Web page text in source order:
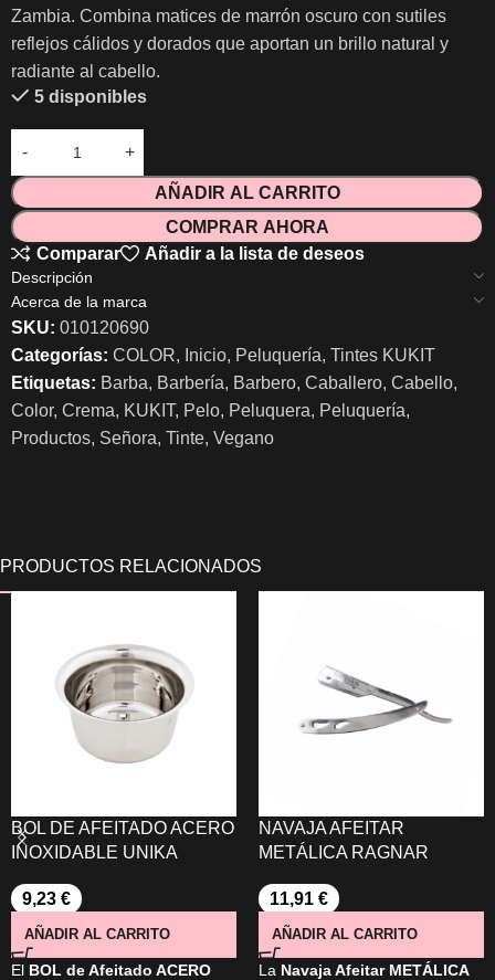
Zambia. Combina matices de marrón oscuro con sutiles
reflejos cálidos y dorados que aportan un brillo natural y
radiante al cabello.
5 disponibles
AÑADIR AL CARRITO
COMPRAR AHORA
Comparar
Añadir a la lista de deseos
Descripción
Acerca de la marca
SKU: 010120690
Categorías: COLOR, Inicio, Peluquería, Tintes KUKIT
Etiquetas: Barba, Barbería, Barbero, Caballero, Cabello,
Color, Crema, KUKIT, Pelo, Peluquera, Peluquería,
Productos, Señora, Tinte, Vegano
BOL DE AFEITADO ACERO
INOXIDABLE UNIKA
9,23 €
AÑADIR AL CARRITO
El BOL de Afeitado ACERO
NAVAJA AFEITAR
METÁLICA RAGNAR
11,91 €
AÑADIR AL CARRITO
La Navaja Afeitar METÁLICA